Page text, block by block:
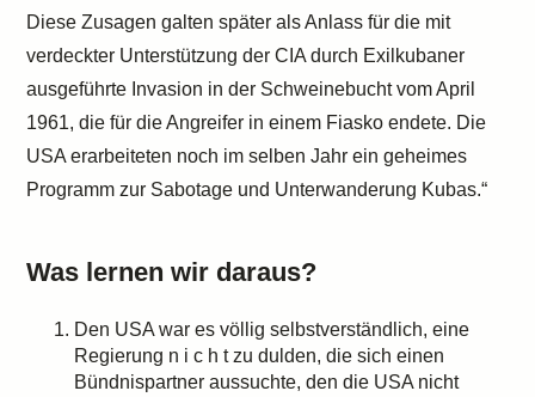
Diese Zusagen galten später als Anlass für die mit
verdeckter Unterstützung der CIA durch Exilkubaner
ausgeführte Invasion in der Schweinebucht vom April
1961, die für die Angreifer in einem Fiasko endete. Die
USA erarbeiteten noch im selben Jahr ein geheimes
Programm zur Sabotage und Unterwanderung Kubas.“
Was lernen wir daraus?
Den USA war es völlig selbstverständlich, eine
Regierung n i c h t zu dulden, die sich einen
Bündnispartner aussuchte, den die USA nicht